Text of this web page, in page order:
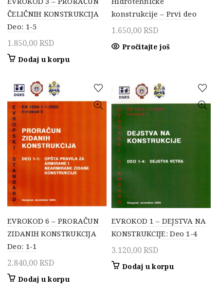
ČELIČNIH KONSTRUKCIJA
Deo: 1-5
1.850,00RSD
Dodaj u korpu
konstrukcije – Prvi deo
1.650,00RSD
Pročitajte još
EVROKOD 6 – PRORAČUN
ZIDANIH KONSTRUKCIJA
Deo: 1-1
2.840,00RSD
Dodaj u korpu
EVROKOD 1 – DEJSTVA NA
KONSTRUKCIJE: Deo 1-4
3.120,00RSD
Dodaj u korpu